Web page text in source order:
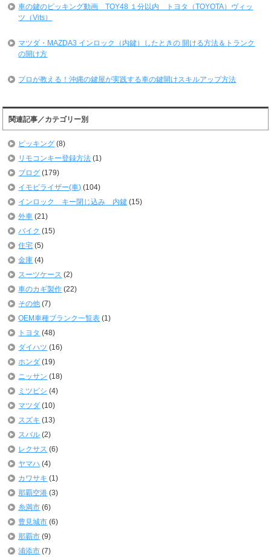
車の鍵のピッキング動画 TOY48 １分以内 トヨタ（TOYOTA）ヴィッ
ツ（Vits）
マツダ・MAZDA3 インロック（内鍵）したときの 開ける方法＆トランク
の開け方
プロが教える！沖縄の鍵屋が実践する車の鍵開けスキルアップ方法
関連記事／カテゴリー別
ピッキング (8)
リモコンキー登録方法 (1)
ブログ (179)
イモビライザー(車) (104)
インロック キー閉じ込み 内鍵 (15)
外車 (21)
バイク (15)
住宅 (5)
金庫 (4)
スーツケース (2)
車のカギ製作 (22)
その他 (7)
OEM車種ブランク一覧表 (1)
トヨタ (48)
ダイハツ (16)
ホンダ (19)
ニッサン (18)
ミツビシ (4)
マツダ (10)
スズキ (13)
スバル (2)
レクサス (6)
ヤマハ (4)
カワサキ (1)
那覇空港 (3)
糸満市 (6)
豊見城市 (6)
那覇市 (9)
浦添市 (7)